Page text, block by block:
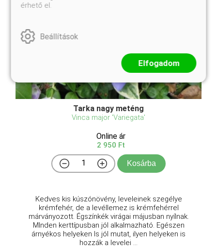
Tarka nagy meténg
Vinca major 'Variegata'
Online ár
2 950 Ft
Kosárba
Kedves kis kúszónövény, leveleinek szegélye
krémfehér, de a levéllemez is krémfehérrel
márványozott. Égszínkék virágai májusban nyílnak.
MInden kerttípusban jól alkalmazható. Egészen
árnyékos helyeken ls jól mutat, ilyen helyeken is
hozzák a levelei ...
érhető el.
Beállítások
Elfogadom